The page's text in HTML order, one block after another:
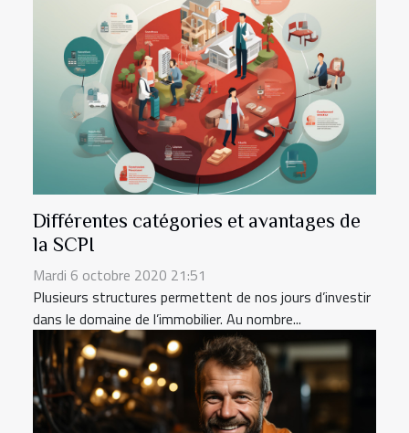
Différentes catégories et avantages de
la SCPI
Mardi 6 octobre 2020 21:51
Plusieurs structures permettent de nos jours d’investir
dans le domaine de l’immobilier. Au nombre...